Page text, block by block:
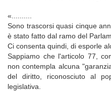
«..........
Sono trascorsi quasi cinque
è stato fatto dal ramo del
Ci consenta quindi, di esporle
Sappiamo che l'articolo 77,
non contempla alcuna
del diritto, riconosciuto al
legislativa.